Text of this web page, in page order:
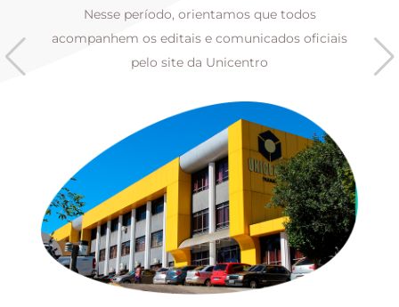
Nesse período, orientamos que todos
acompanhem os editais e comunicados oficiais
pelo site da Unicentro